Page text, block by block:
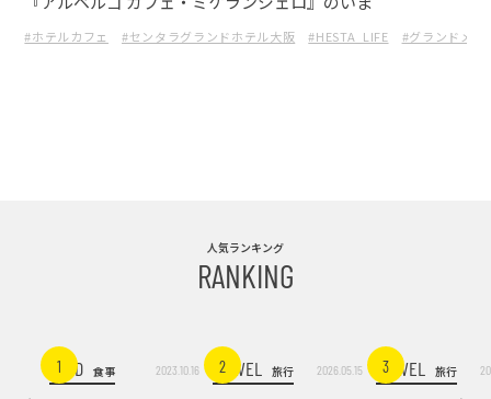
#ホテルカフェ #センタラグランドホテル大阪 #HESTA_LIFE #グランドメニ
人気ランキング
RANKING
1FOOD 食事 2023.10.16 2
TRAVEL 旅行 2026.05.15 3
TRAVEL 旅行